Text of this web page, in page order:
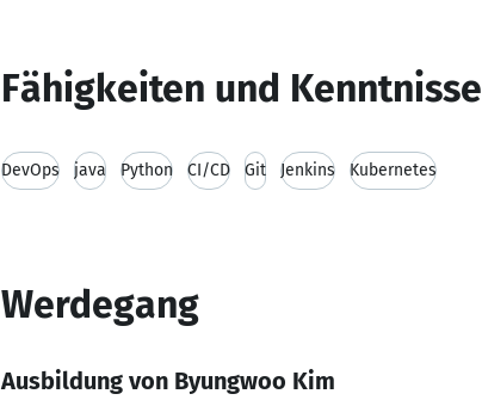
Fähigkeiten und Kenntnisse
DevOps java Python CI/CD Git Jenkins Kubernetes
Werdegang
Ausbildung von Byungwoo Kim